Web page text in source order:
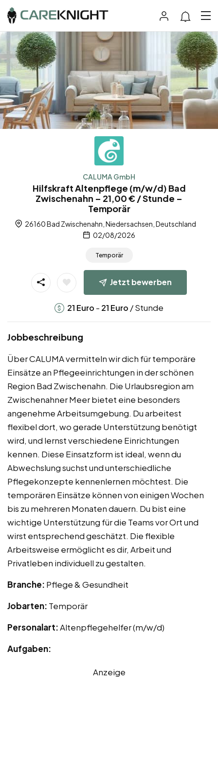
CALUMA GmbH
Hilfskraft Altenpflege (m/w/d) Bad
Zwischenahn – 21,00 € / Stunde –
Temporär
26160 Bad Zwischenahn, Niedersachsen, Deutschland
02/08/2026
Temporär
Jetzt bewerben
21 Euro - 21 Euro / Stunde
Jobbeschreibung
Über CALUMA vermitteln wir dich für temporäre
Einsätze an Pflegeeinrichtungen in der schönen
Region Bad Zwischenahn. Die Urlaubsregion am
Zwischenahner Meer bietet eine besonders
angenehme Arbeitsumgebung. Du arbeitest
flexibel dort, wo gerade Unterstützung benötigt
wird, und lernst verschiedene Einrichtungen
kennen. Diese Einsatzform ist ideal, wenn du
Abwechslung suchst und unterschiedliche
Pflegekonzepte kennenlernen möchtest. Die
temporären Einsätze können von einigen Wochen
bis zu mehreren Monaten dauern. Du bist eine
wichtige Unterstützung für die Teams vor Ort und
wirst entsprechend geschätzt. Die flexible
Arbeitsweise ermöglicht es dir, Arbeit und
Privatleben individuell zu gestalten.
Branche: Pflege & Gesundheit
Jobarten: Temporär
Personalart:Altenpflegehelfer (m/w/d)
Aufgaben:
Anzeige